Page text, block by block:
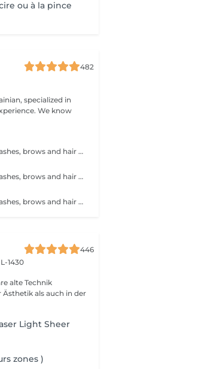
ou à la pince
482
specialized in
We know
Service performed by Diana, our expert in lashes, brows and hair removal, with over 10 years of experience, ensuring precision and high-quality results.
Service performed by Diana, our expert in lashes, brows and hair removal, with over 10 years of experience, ensuring precision and high-quality results.
Service performed by Diana, our expert in lashes, brows and hair removal, with over 10 years of experience, ensuring precision and high-quality results.
446
1430
als auch in der
Light Sheer
zones )